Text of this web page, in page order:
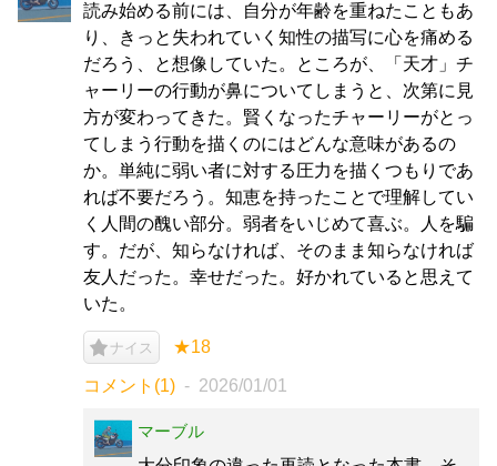
読み始める前には、自分が年齢を重ねたこともあ
り、きっと失われていく知性の描写に心を痛める
だろう、と想像していた。ところが、「天才」チ
ャーリーの行動が鼻についてしまうと、次第に見
方が変わってきた。賢くなったチャーリーがとっ
てしまう行動を描くのにはどんな意味があるの
か。単純に弱い者に対する圧力を描くつもりであ
れば不要だろう。知恵を持ったことで理解してい
く人間の醜い部分。弱者をいじめて喜ぶ。人を騙
す。だが、知らなければ、そのまま知らなければ
友人だった。幸せだった。好かれていると思えて
いた。
ナイス ★18
コメント(1) 2026/01/01
マーブル